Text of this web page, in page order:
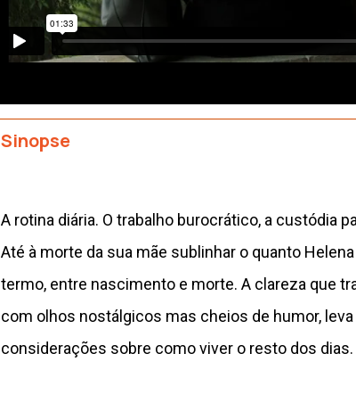
Sinopse
A rotina diária. O trabalho burocrático, a custódia
Até à morte da sua mãe sublinhar o quanto
termo, entre nascimento e morte. A clareza que
com olhos nostálgicos mas cheios de humor, leva
considerações sobre como viver o resto dos dias.